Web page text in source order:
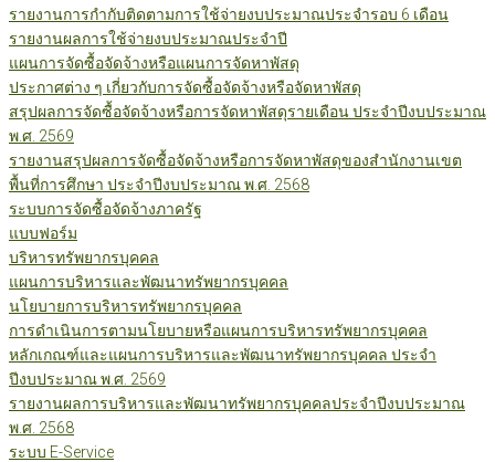
รายงานการกำกับติดตามการใช้จ่ายงบประมาณประจำรอบ 6 เดือน
รายงานผลการใช้จ่ายงบประมาณประจำปี
แผนการจัดซื้อจัดจ้างหรือแผนการจัดหาพัสดุ
ประกาศต่าง ๆ เกี่ยวกับการจัดซื้อจัดจ้างหรือจัดหาพัสดุ
สรุปผลการจัดซื้อจัดจ้างหรือการจัดหาพัสดุรายเดือน ประจำปีงบประมาณ
พ.ศ. 2569
รายงานสรุปผลการจัดซื้อจัดจ้างหรือการจัดหาพัสดุของสำนักงานเขต
พื้นที่การศึกษา ประจำปีงบประมาณ พ.ศ. 2568
ระบบการจัดซื้อจัดจ้างภาครัฐ
แบบฟอร์ม
บริหารทรัพยากรบุคคล
แผนการบริหารและพัฒนาทรัพยากรบุคคล
นโยบายการบริหารทรัพยากรบุคคล
การดำเนินการตามนโยบายหรือแผนการบริหารทรัพยากรบุคคล
หลักเกณฑ์และแผนการบริหารและพัฒนาทรัพยากรบุคคล ประจำ
ปีงบประมาณ พ.ศ. 2569
รายงานผลการบริหารและพัฒนาทรัพยากรบุคคลประจำปีงบประมาณ
พ.ศ. 2568
ระบบ E-Service